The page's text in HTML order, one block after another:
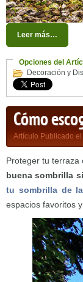
Leer más…
Opciones del
Decoración y
Cómo
Artículo Publicado
Proteger tu
buena sombrilla
tu sombrilla de
espacios favoritos